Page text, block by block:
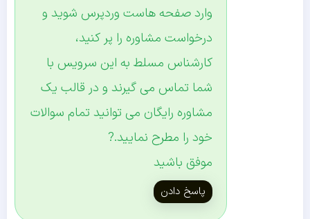
وارد صفحه هاست وردپرس شوید و
درخواست مشاوره را پر کنید،
کارشناس مسلط به این سرویس با
شما تماس می گیرند و در قالب یک
مشاوره رایگان می توانید تمام سوالات
خود را مطرح نمایید.?
موفق باشید
پاسخ دادن